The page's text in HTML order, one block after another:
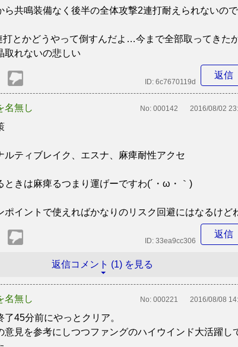
ら共鳴装備なく後半の全体攻撃2連打耐えられないので
打とかどうやって倒すんだよ…今まで全部取ってきた
取れないの悲しい
返信
ID: 6c7670119d
名無し No: 000142 2016/08/02
ルティブレイク、エスナ、麻痺耐性アクセ
ときは麻痺るつまり運げーですわ(´・ω・｀)
ポイントで使えればかなりのリスク回避にはなるけど
返信
ID: 33ea9cc306
返信コメント (1) を見る
名無し No: 000221 2016/08/08
了45分前にやっとクリア。
意見を参考にしつつファングのハイウインド大活躍し